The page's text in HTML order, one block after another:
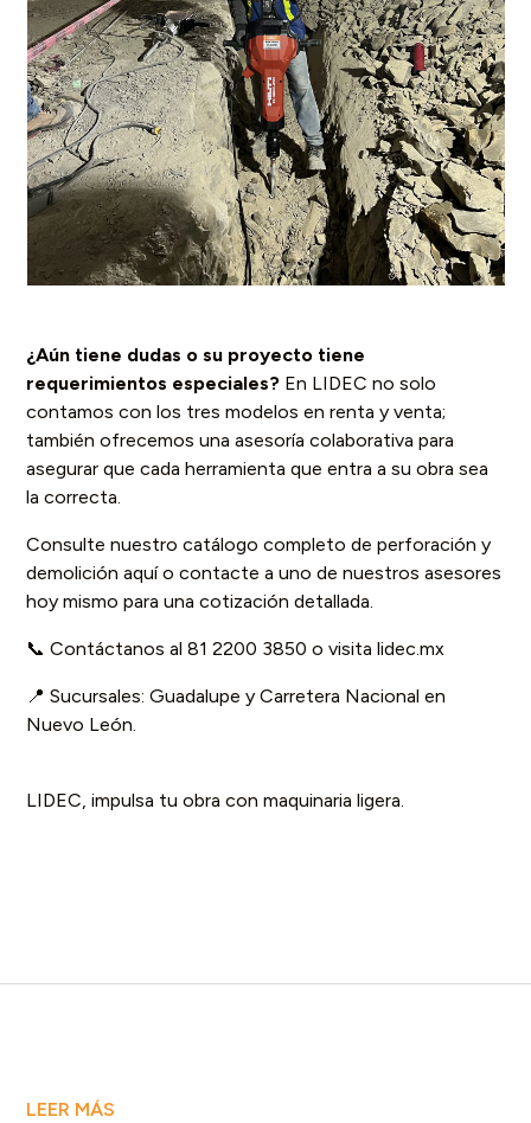
¿Aún tiene dudas o su proyecto tiene
requerimientos especiales? En LIDEC no solo
contamos con los tres modelos en renta y venta;
también ofrecemos una asesoría colaborativa para
asegurar que cada herramienta que entra a su obra sea
la correcta.
Consulte nuestro catálogo completo de perforación y
demolición aquío contacte a uno de nuestros asesores
hoy mismo para una cotización detallada.
📞 Contáctanos al 81 2200 3850 o visita lidec.mx
📍 Sucursales:Guadalupe y Carretera Nacional en
Nuevo León.
LIDEC, impulsa tu obra con maquinaria ligera.
LEER MÁS